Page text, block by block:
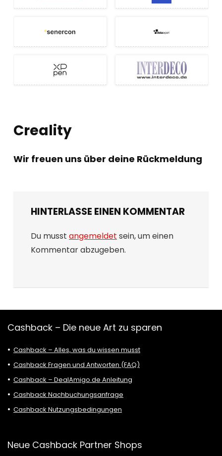
Creality
Wir freuen uns über deine Rückmeldung
HINTERLASSE EINEN KOMMENTAR
Du musst angemeldet sein, um einen
Kommentar abzugeben.
Cashback – Die neue Art zu sparen
Cashback – Alles, was du wissen musst
Cashback Fragen und Antworten (FAQ)
Cashback – DealAmigo.de Anleitung
Cashback Nachbuchungsanfrage
Cashback Nutzungsbedingungen
Neue Cashback Partner Shops